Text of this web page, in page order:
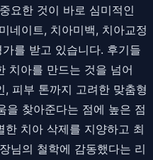
요한 것이 바로 심미적인
네이트, 치아미백, 치아교정
를 받고 있습니다. 후기들
치아를 만드는 것을 넘어
피부 톤까지 고려한 맞춤형
을 찾아준다는 점에 높은 점
치아 삭제를 지양하고 최
님의 철학에 감동했다는 리